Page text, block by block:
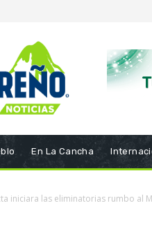
En La Cancha
iniciara las eliminatorias rumbo al